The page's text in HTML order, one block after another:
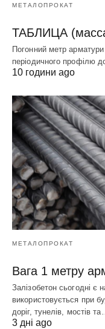
МЕТАЛОПРОКАТ
ТАБЛИЦА
Погонний метр
періодичного профілю
10 години ago
МЕТАЛОПРОКАТ
Вага 1 метру
Залізобетон сьогодні
використовується при
доріг, тунелів, мостів
3 дні ago